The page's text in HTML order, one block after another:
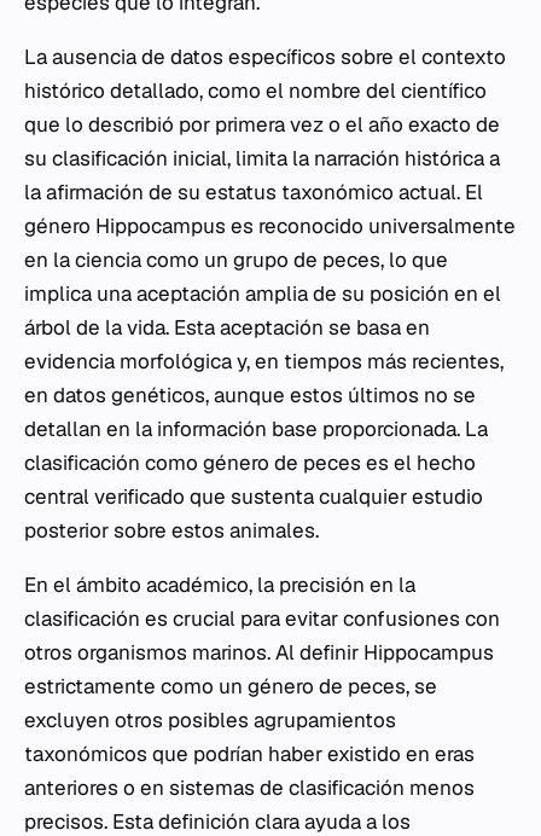
La ausencia de datos específicos sobre el contexto
histórico detallado, como el nombre del científico
que lo describió por primera vez o el año exacto de
su clasificación inicial, limita la narración histórica a
la afirmación de su estatus taxonómico actual. El
género Hippocampus es reconocido universalmente
en la ciencia como un grupo de peces, lo que
implica una aceptación amplia de su posición en el
árbol de la vida. Esta aceptación se basa en
evidencia morfológica y, en tiempos más recientes,
en datos genéticos, aunque estos últimos no se
detallan en la información base proporcionada. La
clasificación como género de peces es el hecho
central verificado que sustenta cualquier estudio
posterior sobre estos animales.
En el ámbito académico, la precisión en la
clasificación es crucial para evitar confusiones con
otros organismos marinos. Al definir Hippocampus
estrictamente como un género de peces, se
excluyen otros posibles agrupamientos
taxonómicos que podrían haber existido en eras
anteriores o en sistemas de clasificación menos
precisos. Esta definición clara ayuda a los